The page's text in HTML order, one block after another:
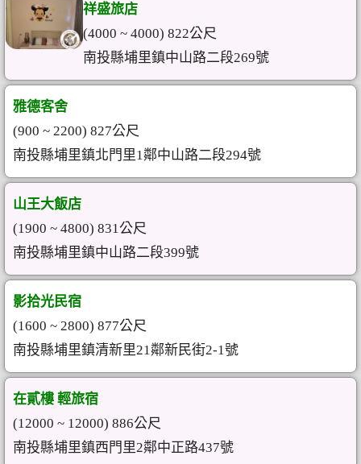
祥盛旅店
(4000 ~ 4000) 822公尺
南投縣埔里鎮中山路二段269號
雅德客舍
(900 ~ 2200) 827公尺
南投縣埔里鎮北門里1鄰中山路二段294號
山王大飯店
(1900 ~ 4800) 831公尺
南投縣埔里鎮中山路二段399號
影拾光民宿
(1600 ~ 2800) 877公尺
南投縣埔里鎮清新里21鄰新民街2-1號
在貳樓 輕旅宿
(12000 ~ 12000) 886公尺
南投縣埔里鎮西門里2鄰中正路437號